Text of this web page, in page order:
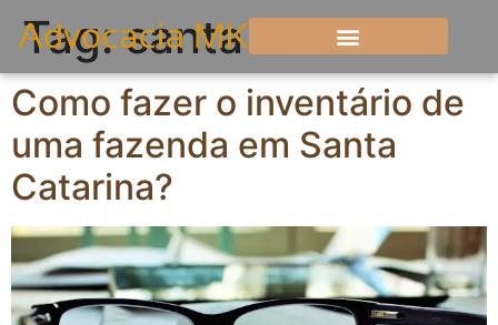
Tag:santa
Como fazer o inventário de
uma fazenda em Santa
Catarina?